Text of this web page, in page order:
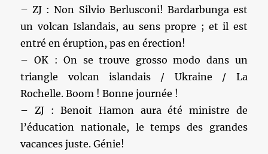
– ZJ : Non Silvio Berlusconi! Bardarbunga est
un volcan Islandais, au sens propre ; et il est
entré en éruption, pas en érection!
– OK : On se trouve grosso modo dans un
triangle volcan islandais / Ukraine / La
Rochelle. Boom ! Bonne journée !
– ZJ : Benoit Hamon aura été ministre de
l’éducation nationale, le temps des grandes
vacances juste. Génie!